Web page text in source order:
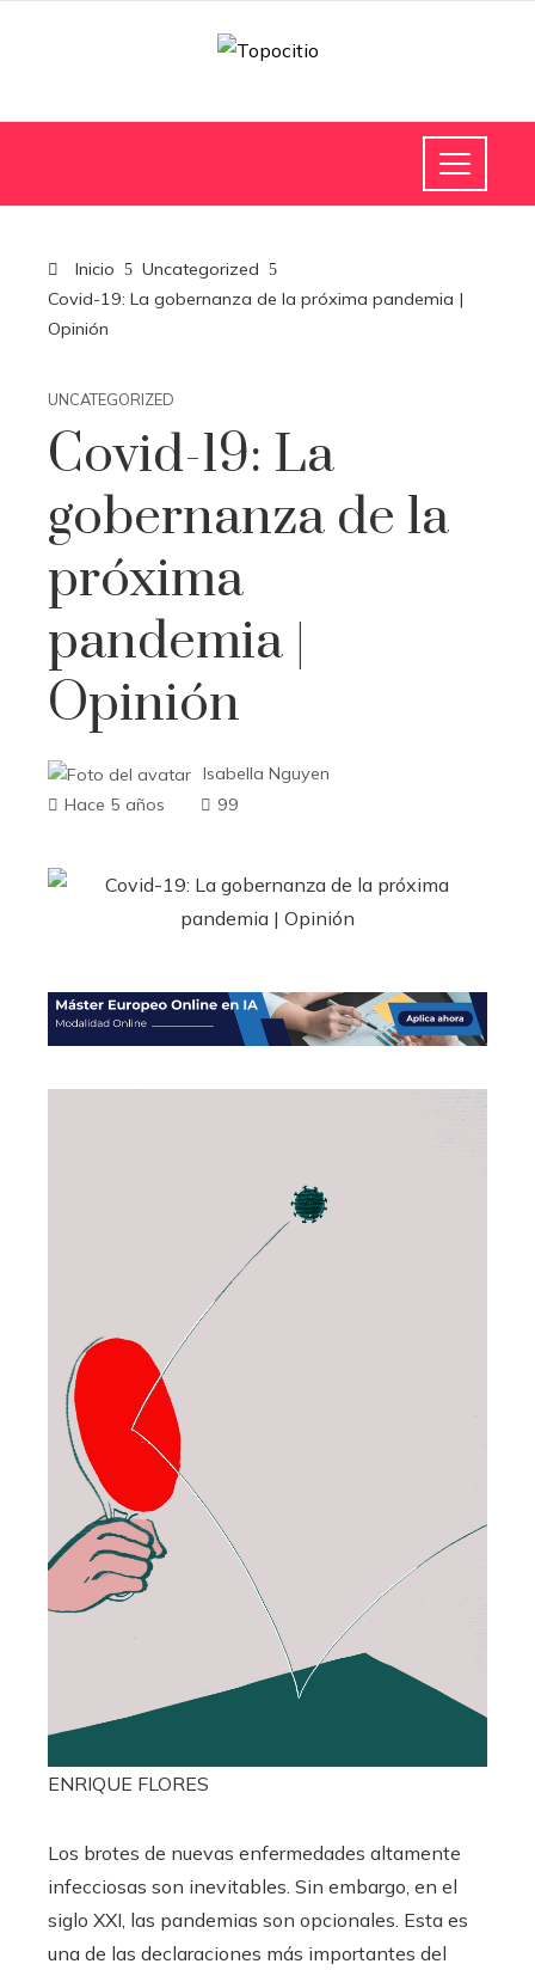
Inicio
Uncategorized
Covid-19: La gobernanza de la próxima pandemia |
Opinión
UNCATEGORIZED
Covid-19: La
gobernanza de la
próxima
pandemia |
Opinión
Isabella Nguyen
Hace 5 años
99
ENRIQUE FLORES
Los brotes de nuevas enfermedades altamente
infecciosas son inevitables. Sin embargo, en el
siglo XXI, las pandemias son opcionales. Esta es
una de las declaraciones más importantes del